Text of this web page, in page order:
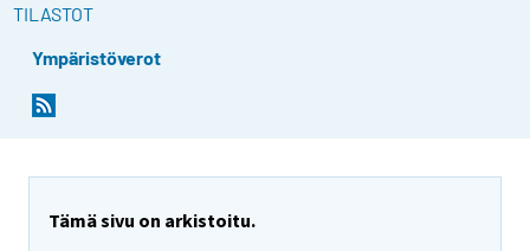
TILASTOT
Ympäristöverot
Tämä sivu on arkistoitu.